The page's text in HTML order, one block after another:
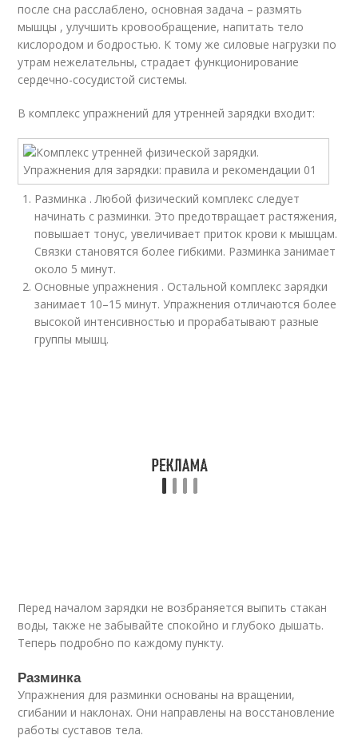
после сна расслаблено, основная задача – размять
мышцы , улучшить кровообращение, напитать тело
кислородом и бодростью. К тому же силовые нагрузки по
утрам нежелательны, страдает функционирование
сердечно-сосудистой системы.
В комплекс упражнений для утренней зарядки входит:
Разминка . Любой физический комплекс следует
начинать с разминки. Это предотвращает растяжения,
повышает тонус, увеличивает приток крови к мышцам.
Связки становятся более гибкими. Разминка занимает
около 5 минут.
Основные упражнения . Остальной комплекс зарядки
занимает 10–15 минут. Упражнения отличаются более
высокой интенсивностью и прорабатывают разные
группы мышц.
Перед началом зарядки не возбраняется выпить стакан
воды, также не забывайте спокойно и глубоко дышать.
Теперь подробно по каждому пункту.
Разминка
Упражнения для разминки основаны на вращении,
сгибании и наклонах. Они направлены на восстановление
работы суставов тела.